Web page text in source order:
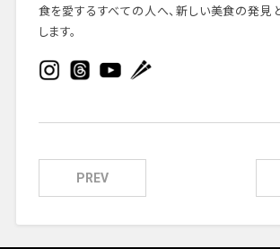
食を愛するすべての人へ、新しい美食の発見
します。
PREV